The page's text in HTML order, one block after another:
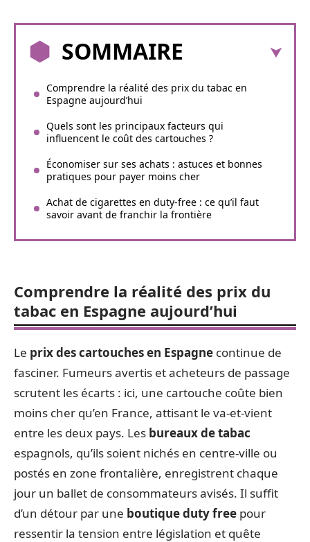
SOMMAIRE
Comprendre la réalité des prix du tabac en
Espagne aujourd’hui
Quels sont les principaux facteurs qui
influencent le coût des cartouches ?
Économiser sur ses achats : astuces et bonnes
pratiques pour payer moins cher
Achat de cigarettes en duty-free : ce qu’il faut
savoir avant de franchir la frontière
Comprendre la réalité des prix du
tabac en Espagne aujourd’hui
Le prix des cartouches en Espagne continue de
fasciner. Fumeurs avertis et acheteurs de passage
scrutent les écarts : ici, une cartouche coûte bien
moins cher qu’en France, attisant le va-et-vient
entre les deux pays. Les bureaux de tabac
espagnols, qu’ils soient nichés en centre-ville ou
postés en zone frontalière, enregistrent chaque
jour un ballet de consommateurs avisés. Il suffit
d’un détour par une boutique duty free pour
ressentir la tension entre législation et quête